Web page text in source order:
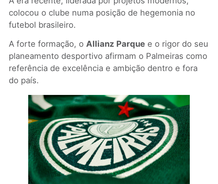
colocou o clube numa posição de hegemonia no
futebol brasileiro.
A forte formação, o Allianz Parquee o rigor do seu
planeamento desportivo afirmam o Palmeiras como
referência de excelência e ambição dentro e fora
do país.